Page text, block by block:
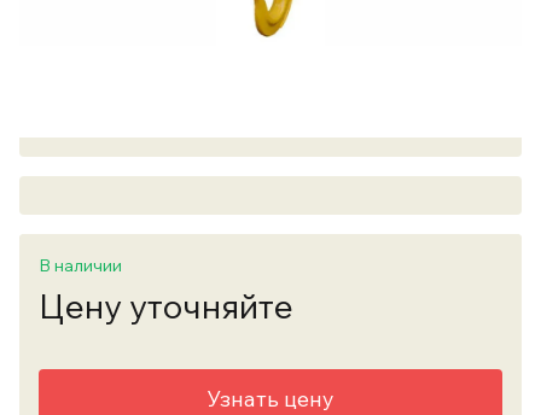
В наличии
Цену уточняйте
Узнать цену